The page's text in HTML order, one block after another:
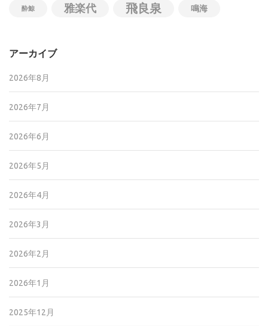
酔鯨 雅楽代 飛良泉 鳴海
アーカイブ
2026年8月
2026年7月
2026年6月
2026年5月
2026年4月
2026年3月
2026年2月
2026年1月
2025年12月